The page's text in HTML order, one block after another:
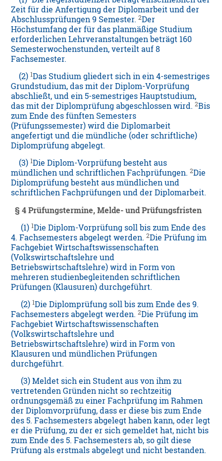
Zeit für die Anfertigung der Diplomarbeit und der
Abschlussprüfungen 9 Semester.2Der
Höchstumfang der für das planmäßige Studium
erforderlichen Lehrveranstaltungen beträgt 160
Semesterwochenstunden, verteilt auf 8
Fachsemester.
(2)1Das Studium gliedert sich in ein 4-semestriges
Grundstudium, das mit der Diplom-Vorprüfung
abschließt, und ein 5-semestriges Hauptstudium,
das mit der Diplomprüfung abgeschlossen wird.2Bis
zum Ende des fünften Semesters
(Prüfungssemester) wird die Diplomarbeit
angefertigt und die mündliche (oder schriftliche)
Diplomprüfung abgelegt.
(3)1Die Diplom-Vorprüfung besteht aus
mündlichen und schriftlichen Fachprüfungen.2Die
Diplomprüfung besteht aus mündlichen und
schriftlichen Fachprüfungen und der Diplomarbeit.
§ 4 Prüfungstermine, Melde- und Prüfungsfristen
(1)1Die Diplom-Vorprüfung soll bis zum Ende des
4. Fachsemesters abgelegt werden.2Die Prüfung im
Fachgebiet Wirtschaftswissenschaften
(Volkswirtschaftslehre und
Betriebswirtschaftslehre) wird in Form von
mehreren studienbegleitenden schriftlichen
Prüfungen (Klausuren) durchgeführt.
(2)1Die Diplomprüfung soll bis zum Ende des 9.
Fachsemesters abgelegt werden.2Die Prüfung im
Fachgebiet Wirtschaftswissenschaften
(Volkswirtschaftslehre und
Betriebswirtschaftslehre) wird in Form von
Klausuren und mündlichen Prüfungen
durchgeführt.
(3) Meldet sich ein Student aus von ihm zu
vertretenden Gründen nicht so rechtzeitig
ordnungsgemäß zu einer Fachprüfung im Rahmen
der Diplomvorprüfung, dass er diese bis zum Ende
des 5. Fachsemesters abgelegt haben kann, oder legt
er die Prüfung, zu der er sich gemeldet hat, nicht bis
zum Ende des 5. Fachsemesters ab, so gilt diese
Prüfung als erstmals abgelegt und nicht bestanden.